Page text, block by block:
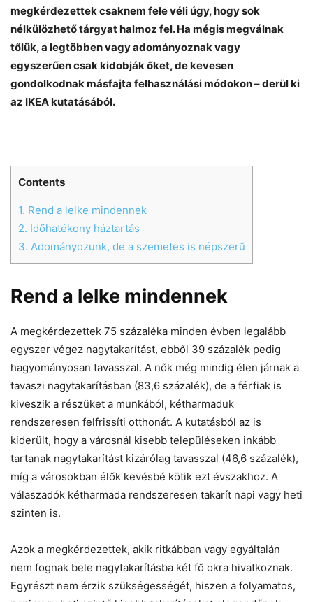
megkérdezettek csaknem fele véli úgy, hogy sok
nélkülözhető tárgyat halmoz fel. Ha mégis megválnak
tőlük, a legtöbben vagy adományoznak vagy
egyszerűen csak kidobják őket, de kevesen
gondolkodnak másfajta felhasználási módokon – derül ki
az IKEA kutatásából.
Contents
1. Rend a lelke mindennek
2. Időhatékony háztartás
3. Adományozunk, de a szemetes is népszerű
Rend a lelke mindennek
A megkérdezettek 75 százaléka minden évben legalább
egyszer végez nagytakarítást, ebből 39 százalék pedig
hagyományosan tavasszal. A nők még mindig élen járnak a
tavaszi nagytakarításban (83,6 százalék), de a férfiak is
kiveszik a részüket a munkából, kétharmaduk
rendszeresen felfrissíti otthonát. A kutatásból az is
kiderült, hogy a városnál kisebb településeken inkább
tartanak nagytakarítást kizárólag tavasszal (46,6 százalék),
míg a városokban élők kevésbé kötik ezt évszakhoz. A
válaszadók kétharmada rendszeresen takarít napi vagy heti
szinten is.
Azok a megkérdezettek, akik ritkábban vagy egyáltalán
nem fognak bele nagytakarításba két fő okra hivatkoznak.
Egyrészt nem érzik szükségességét, hiszen a folyamatos,